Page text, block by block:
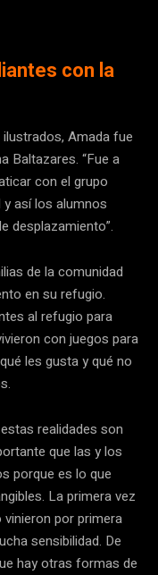
con la
Amada fue
Baltazares. “Fue a
con el grupo
así los alumnos
desplazamiento”.
de la comunidad
en su refugio.
al refugio para
con juegos para
les gusta y qué no
realidades son
que las y los
porque es lo que
La primera vez
por primera
sensibilidad. De
hay otras formas de